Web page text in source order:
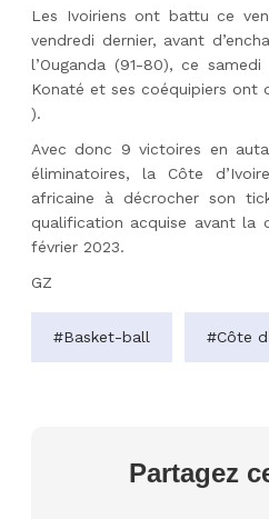
Les Ivoiriens ont battu ce
vendredi dernier, avant
l’Ouganda (91-80), ce
Konaté et ses coéquipiers ont
).
Avec donc 9 victoires en
éliminatoires, la Côte
africaine à décrocher son
qualification acquise avant la
février 2023.
GZ
#Basket-ball #Côte
Partagez